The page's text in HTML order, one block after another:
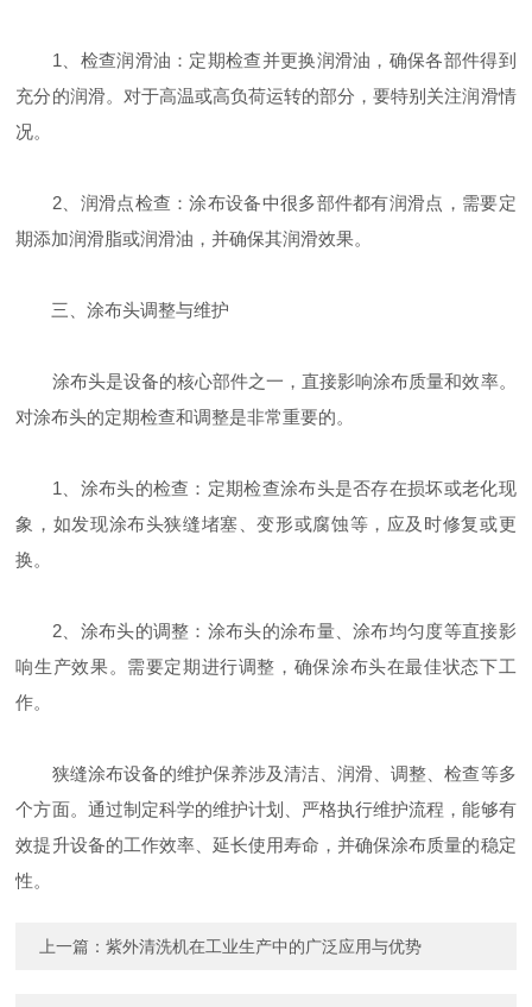
1、检查润滑油：定期检查并更换润滑油，确保各部件得到
充分的润滑。对于高温或高负荷运转的部分，要特别关注润滑情
况。
2、润滑点检查：涂布设备中很多部件都有润滑点，需要定
期添加润滑脂或润滑油，并确保其润滑效果。
三、涂布头调整与维护
涂布头是设备的核心部件之一，直接影响涂布质量和效率。
对涂布头的定期检查和调整是非常重要的。
1、涂布头的检查：定期检查涂布头是否存在损坏或老化现
象，如发现涂布头狭缝堵塞、变形或腐蚀等，应及时修复或更
换。
2、涂布头的调整：涂布头的涂布量、涂布均匀度等直接影
响生产效果。需要定期进行调整，确保涂布头在最佳状态下工
作。
狭缝涂布设备的维护保养涉及清洁、润滑、调整、检查等多
个方面。通过制定科学的维护计划、严格执行维护流程，能够有
效提升设备的工作效率、延长使用寿命，并确保涂布质量的稳定
性。
上一篇：紫外清洗机在工业生产中的广泛应用与优势